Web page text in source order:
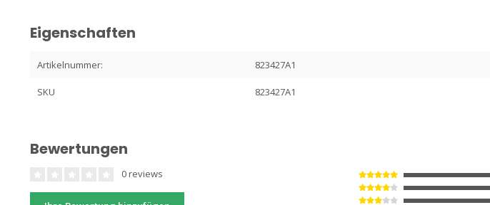
Eigenschaften
Artikelnummer: 823427A1
SKU 823427A1
Bewertungen
0 reviews